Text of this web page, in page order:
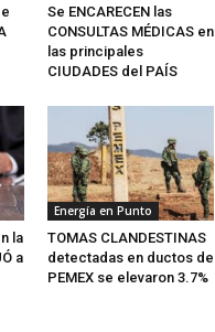
Se ENCARECEN las
CONSULTAS MÉDICAS en
las principales
CIUDADES del PAÍS
la
a
Energía en Punto
TOMAS CLANDESTINAS
detectadas en ductos de
PEMEX se elevaron 3.7%